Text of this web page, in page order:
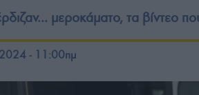
μεροκάματο, τα βίντεο
- 11:00πμ